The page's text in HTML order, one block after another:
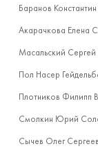
Баранов
Акарачкова Елена
Масальский Сергей
Пол Насер
Плотников Филипп
Смолкин Юрий
Сычев Олег